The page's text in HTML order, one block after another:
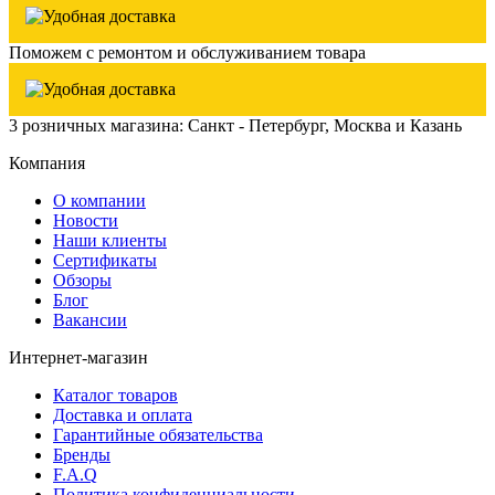
Поможем с ремонтом и обслуживанием товара
3 розничных магазина: Санкт - Петербург, Москва и Казань
Компания
О компании
Новости
Наши клиенты
Сертификаты
Обзоры
Блог
Вакансии
Интернет-магазин
Каталог товаров
Доставка и оплата
Гарантийные обязательства
Бренды
F.A.Q